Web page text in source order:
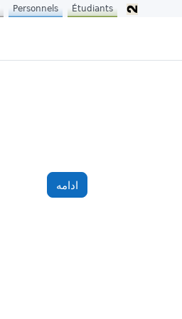
ادامه
Étudiants
Personnels